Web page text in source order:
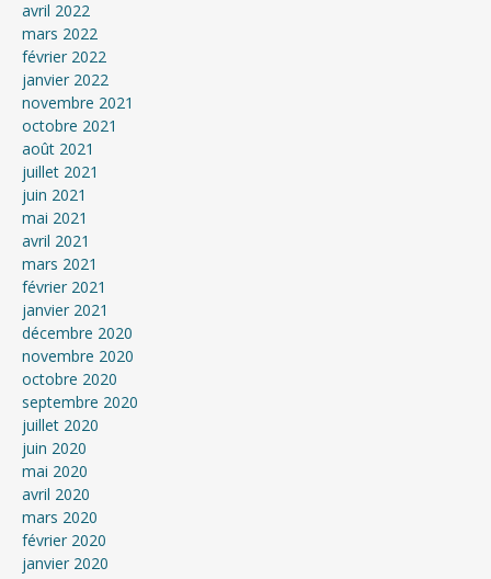
avril 2022
mars 2022
février 2022
janvier 2022
novembre 2021
octobre 2021
août 2021
juillet 2021
juin 2021
mai 2021
avril 2021
mars 2021
février 2021
janvier 2021
décembre 2020
novembre 2020
octobre 2020
septembre 2020
juillet 2020
juin 2020
mai 2020
avril 2020
mars 2020
février 2020
janvier 2020